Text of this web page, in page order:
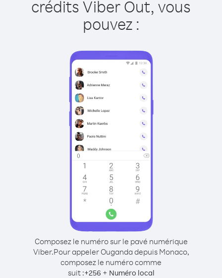
crédits Viber Out, vous
pouvez :
Composez le numéro sur le pavé numérique
Viber.Pour appeler Ouganda depuis Monaco,
composez le numéro comme
suit :+256 + Numéro local